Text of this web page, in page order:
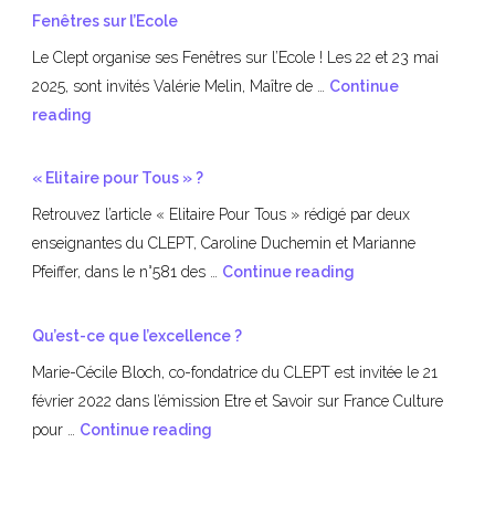
Fenêtres sur l’Ecole
Le Clept organise ses Fenêtres sur l’Ecole ! Les 22 et 23 mai
2025, sont invités Valérie Melin, Maître de … Continue
reading
l’Ecole
« Elitaire pour Tous » ?
Retrouvez l’article « Elitaire Pour Tous » rédigé par deux
enseignantes du CLEPT, Caroline Duchemin et Marianne
Pfeiffer, dans le n°581 des … Continue reading
Qu’est-ce que l’excellence ?
Marie-Cécile Bloch, co-fondatrice du CLEPT est invitée le 21
février 2022 dans l’émission Etre et Savoir sur France Culture
pour … Continue reading